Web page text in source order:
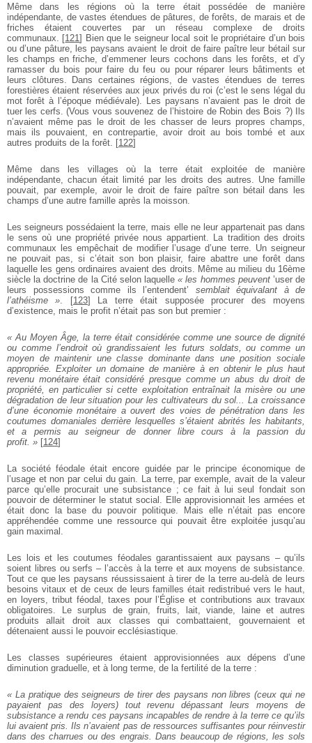
Même dans les régions où la terre était possédée de manière
indépendante, de vastes étendues de pâtures, de forêts, de marais et de
friches étaient couvertes par un réseau complexe de droits
communaux.
[121] Bien que le seigneur local soit le propriétaire d’un bois
ou d’une pâture, les paysans avaient le droit de faire paître leur bétail sur
les champs en friche, d’emmener leurs cochons dans les forêts, et d’y
ramasser du bois pour faire du feu ou pour réparer leurs bâtiments et
leurs clôtures. Dans certaines régions, de vastes étendues de terres
forestières étaient réservées aux jeux privés du roi (c’est le sens légal du
mot forêt à l’époque médiévale). Les paysans n’avaient pas le droit de
tuer les cerfs. (Vous vous souvenez de l’histoire de Robin des Bois ?) Ils
n’avaient même pas le droit de les chasser de leurs propres champs,
mais ils pouvaient, en contrepartie, avoir droit au bois tombé et aux
autres produits de la forêt. [122]
Même dans les villages où la terre était exploitée de manière
indépendante, chacun était limité par les droits des autres. Une famille
pouvait, par exemple, avoir le droit de faire paître son bétail dans les
champs d’une autre famille après la moisson.
Les seigneurs possédaient la terre, mais elle ne leur appartenait pas dans
le sens où une propriété privée nous appartient. La tradition des droits
communaux les empêchait de modifier l’usage d’une terre. Un seigneur
ne pouvait pas, si c’était son bon plaisir, faire abattre une forêt dans
laquelle les gens ordinaires avaient des droits. Même au milieu du 16ème
siècle la doctrine de la Cité selon laquelle« les hommes peuvent’user de
leurs possessions comme ils l’entendent’ semblait équivalant à de
l’athéisme »
[123] La terre était supposée procurer des moyens
d’existence, mais le profit n’était pas son but premier :
« Au Moyen Âge, la terre était considérée comme une source de dignité
ou comme l’endroit où grandissaient les futurs soldats, ou comme un
moyen de maintenir une classe dominante dans une position sociale
appropriée. Exploiter un domaine de manière à en obtenir le plus haut
revenu monétaire était considéré presque comme un abus du droit de
propriété, en particulier si cette exploitation entraînait la misère ou une
dégradation de leur situation pour les cultivateurs du sol... La croissance
d’une économie monétaire a ouvert des voies de pénétration dans les
coutumes domaniales derrière lesquelles s’étaient abrités les habitants,
et a permis au seigneur de donner libre cours à la passion du
profit. » [124]
La société féodale était encore guidée par le principe économique de
l’usage et non par celui du gain. La terre, par exemple, avait de la valeur
parce qu’elle procurait une subsistance ; ce fait à lui seul fondait son
pouvoir de déterminer le statut social. Elle approvisionnait les armées et
était donc la base du pouvoir politique. Mais elle n’était pas encore
appréhendée comme une ressource qui pouvait être exploitée jusqu’au
gain maximal.
Les lois et les coutumes féodales garantissaient aux paysans – qu’ils
soient libres ou serfs – l’accès à la terre et aux moyens de subsistance.
Tout ce que les paysans réussissaient à tirer de la terre au-delà de leurs
besoins vitaux et de ceux de leurs familles était redistribué vers le haut,
en loyers, tribut féodal, taxes pour l’Église et contributions aux travaux
obligatoires. Le surplus de grain, fruits, lait, viande, laine et autres
produits allait droit aux classes qui combattaient, gouvernaient et
détenaient aussi le pouvoir ecclésiastique.
Les classes supérieures étaient approvisionnées aux dépens d’une
diminution graduelle, et à long terme, de la fertilité de la terre :
« La pratique des seigneurs de tirer des paysans non libres (ceux qui ne
payaient pas des loyers) tout revenu dépassant leurs moyens de
subsistance a rendu ces paysans incapables de rendre à la terre ce qu’ils
lui avaient pris. Ils n’avaient pas de ressources suffisantes pour réinvestir
dans des charrues ou des engrais. Dans beaucoup de régions, les sols